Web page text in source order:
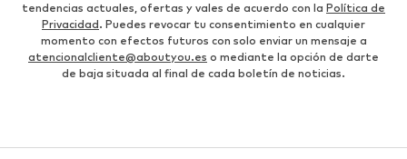
tendencias actuales, ofertas y vales de acuerdo con la Política de
Privacidad. Puedes revocar tu consentimiento en cualquier
momento con efectos futuros con solo enviar un mensaje a
atencionalcliente@aboutyou.es o mediante la opción de darte
de baja situada al final de cada boletín de noticias.